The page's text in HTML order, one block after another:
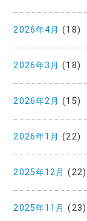
2026年4月 (18)
2026年3月 (18)
2026年2月 (15)
2026年1月 (22)
2025年12月 (22)
2025年11月 (23)